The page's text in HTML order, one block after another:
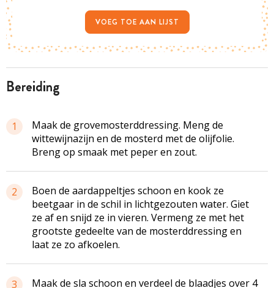
bereiding
1
Maak de grovemosterddressing. Meng de
wittewijnazijn en de mosterd met de olijfolie.
Breng op smaak met peper en zout.
2
Boen de aardappeltjes schoon en kook ze
beetgaar in de schil in lichtgezouten water. Giet
ze af en snijd ze in vieren. Vermeng ze met het
grootste gedeelte van de mosterddressing en
laat ze zo afkoelen.
3 Maak de sla schoon en verdeel de blaadjes over 4
VOEG TOE AAN LIJST